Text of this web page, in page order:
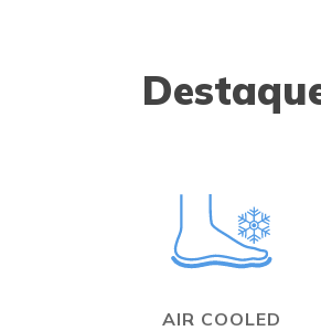
AIR COOLED